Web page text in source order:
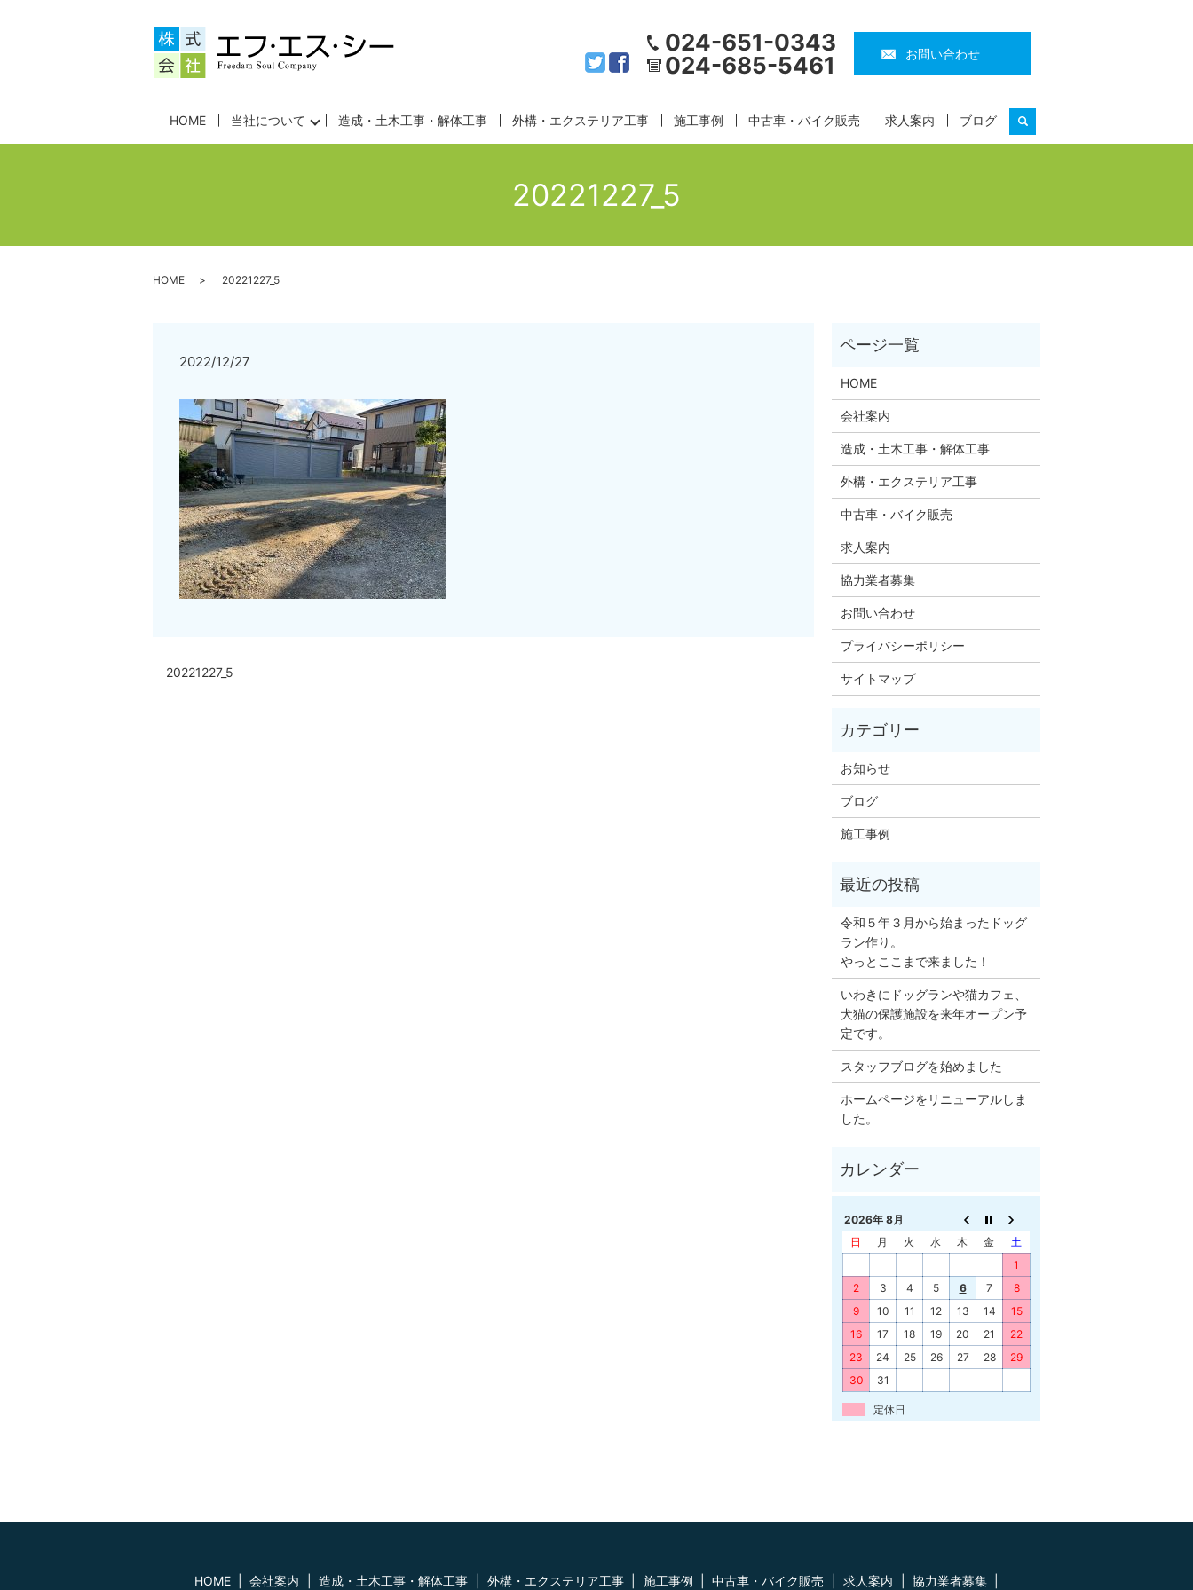
HOME 当社について 造成・土木工事・解体工事 外構・エクステリア工事 施工事例 中古車・バイク販売 求人案内 ブログ search
024-651-0343
024-685-5461
お問い合わせ
20221227_5
HOME 20221227_5
2022/12/27
20221227_5
HOME
会社案内
造成・土木工事・解体工事
外構・エクステリア工事
中古車・バイク販売
求人案内
協力業者募集
お問い合わせ
プライバシーポリシー
サイトマップ
お知らせ
ブログ
施工事例
令和５年３月から始まったドッグ
ラン作り。
やっとここまで来ました！
いわきにドッグランや猫カフェ、
犬猫の保護施設を来年オープン予
定です。
スタッフブログを始めました
ホームページをリニューアルしま
した。
2026年 8月
日
月 火 水 木 金
土
1
2
3 4 5 6 7
8
9
10 11 12 13 14
15
16
17 18 19 20 21
22
23
24 25 26 27 28
29
30
31
定休日
HOME 会社案内 造成・土木工事・解体工事 外構・エクステリア工事 施工事例 中古車・バイク販売 求人案内 協力業者募集